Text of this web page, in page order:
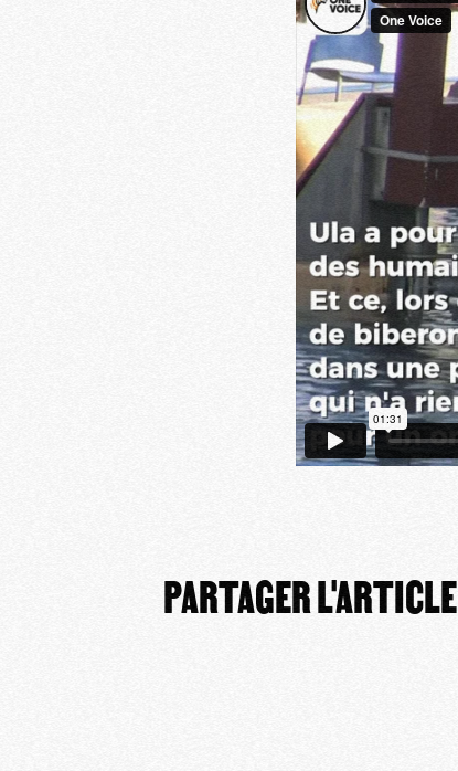
PARTAGER L'ARTICLE